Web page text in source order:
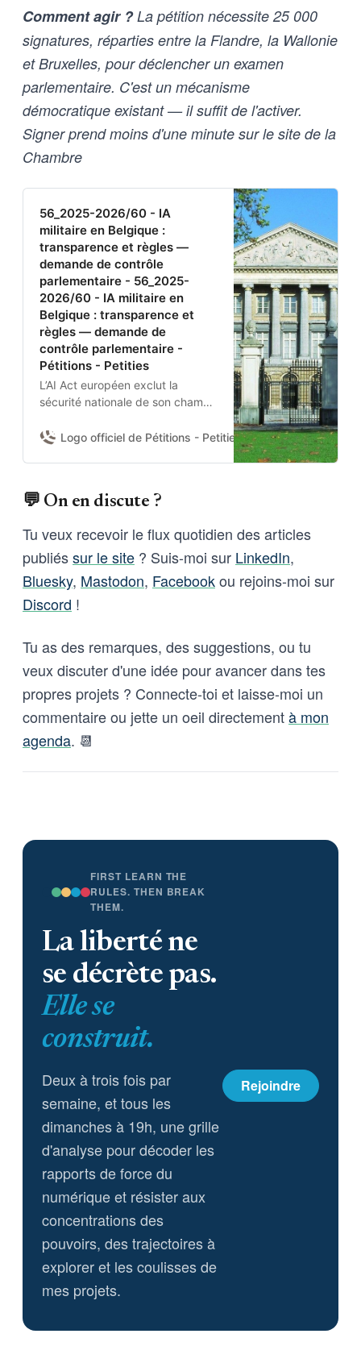
Comment agir ?La pétition nécessite 25 000
signatures, réparties entre la Flandre, la Wallonie
et Bruxelles, pour déclencher un examen
parlementaire. C'est un mécanisme
démocratique existant — il suffit de l'activer.
Signer prend moins d'une minute sur le site de la
Chambre
56_2025-2026/60 - IA
militaire en Belgique :
transparence et règles —
demande de contrôle
parlementaire - 56_2025-
2026/60 - IA militaire en
Belgique : transparence et
règles — demande de
contrôle parlementaire -
Pétitions - Petities
L’AI Act européen exclut la
sécurité nationale de son champ.
donc l’usage de l’IA par la
résolution pour :(1) obtenir du
des systèmes IA déployés et de
leurs garanties contractuelles ;
minimales ; et (3) se prononcer
sur l’usage de l’IA pour la
Logo officiel de Pétitions - Petities Damien Van
💬 On en discute ?
Tu veux recevoir le flux quotidien des articles
publiéssur le site ? Suis-moi sur LinkedIn,
Bluesky, Mastodon, Facebookou rejoins-moi sur
Discord !
Tu as des remarques, des suggestions, ou tu
veux discuter d'une idée pour avancer dans tes
propres projets ? Connecte-toi et laisse-moi un
commentaire ou jette un oeil directementà mon
agenda. 📆
FIRST LEARN THE
RULES. THEN BREAK
THEM.
La liberté ne
se décrète pas.
Elle se
construit.
Deux à trois fois par
semaine, et tous les
dimanches à 19h, une grille
d'analyse pour décoder les
rapports de force du
numérique et résister aux
concentrations des
pouvoirs, des trajectoires à
explorer et les coulisses de
mes projets.
Rejoindre